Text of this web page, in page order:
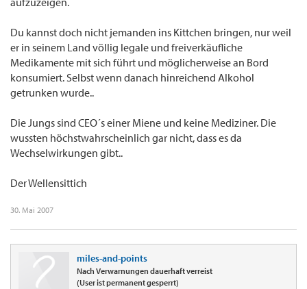
Du kannst doch nicht jemanden ins Kittchen bringen, nur weil
er in seinem Land völlig legale und freiverkäufliche
Medikamente mit sich führt und möglicherweise an Bord
konsumiert. Selbst wenn danach hinreichend Alkohol
getrunken wurde..
Die Jungs sind CEO´s einer Miene und keine Mediziner. Die
wussten höchstwahrscheinlich gar nicht, dass es da
Wechselwirkungen gibt..
Der Wellensittich
30. Mai 2007
miles-and-points
Nach Verwarnungen dauerhaft verreist
(User ist permanent gesperrt)